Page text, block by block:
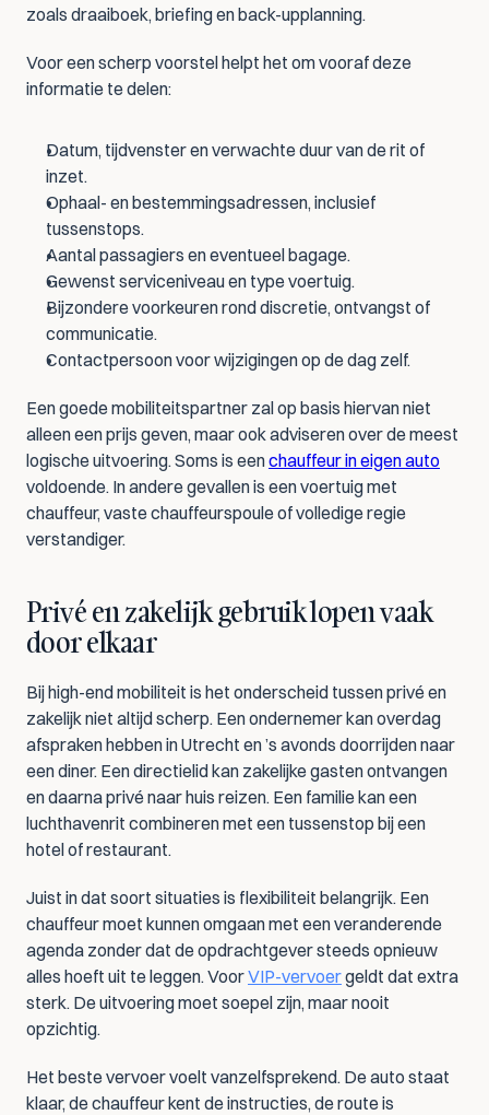
zoals draaiboek, briefing en back-upplanning.
Voor een scherp voorstel helpt het om vooraf deze
informatie te delen:
Datum, tijdvenster en verwachte duur van de rit of
inzet.
Ophaal- en bestemmingsadressen, inclusief
tussenstops.
Aantal passagiers en eventueel bagage.
Gewenst serviceniveau en type voertuig.
Bijzondere voorkeuren rond discretie, ontvangst of
communicatie.
Contactpersoon voor wijzigingen op de dag zelf.
Een goede mobiliteitspartner zal op basis hiervan niet
alleen een prijs geven, maar ook adviseren over de meest
logische uitvoering. Soms is een chauffeur in eigen auto
voldoende. In andere gevallen is een voertuig met
chauffeur, vaste chauffeurspoule of volledige regie
verstandiger.
Privé en zakelijk gebruik lopen vaak
door elkaar
Bij high-end mobiliteit is het onderscheid tussen privé en
zakelijk niet altijd scherp. Een ondernemer kan overdag
afspraken hebben in Utrecht en ’s avonds doorrijden naar
een diner. Een directielid kan zakelijke gasten ontvangen
en daarna privé naar huis reizen. Een familie kan een
luchthavenrit combineren met een tussenstop bij een
hotel of restaurant.
Juist in dat soort situaties is flexibiliteit belangrijk. Een
chauffeur moet kunnen omgaan met een veranderende
agenda zonder dat de opdrachtgever steeds opnieuw
alles hoeft uit te leggen. Voor VIP-vervoer geldt dat extra
sterk. De uitvoering moet soepel zijn, maar nooit
opzichtig.
Het beste vervoer voelt vanzelfsprekend. De auto staat
klaar, de chauffeur kent de instructies, de route is